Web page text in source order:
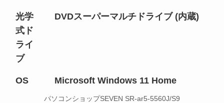
光学
式ド
ライ
ブ
DVDスーパーマルチドライブ (内蔵)
OS Microsoft Windows 11 Home
パソコンショップSEVEN SR-ar5-5560J/S9